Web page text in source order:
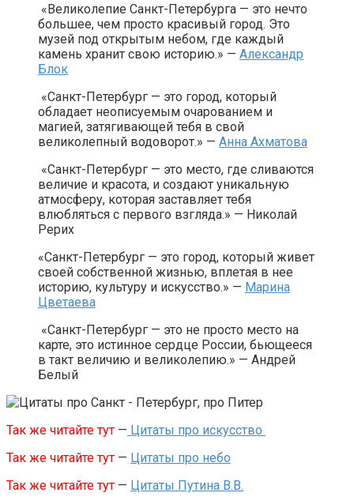
«Великолепие Санкт-Петербурга — это нечто
большее, чем просто красивый город. Это
музей под открытым небом, где каждый
камень хранит свою историю.» — Александр
Блок
«Санкт-Петербург — это город, который
обладает неописуемым очарованием и
магией, затягивающей тебя в свой
великолепный водоворот.» — Анна Ахматова
«Санкт-Петербург — это место, где сливаются
величие и красота, и создают уникальную
атмосферу, которая заставляет тебя
влюбляться с первого взгляда.» — Николай
Рерих
«Санкт-Петербург — это город, который живет
своей собственной жизнью, вплетая в нее
историю, культуру и искусство.» — Марина
Цветаева
«Санкт-Петербург — это не просто место на
карте, это истинное сердце России, бьющееся
в такт величию и великолепию.» — Андрей
Белый
Так же читайте тут — Цитаты про искусство
Так же читайте тут — Цитаты про небо
Так же читайте тут — Цитаты Путина В.В.